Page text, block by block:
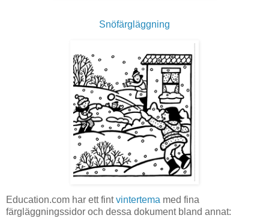
Snöfärgläggning
Education.com har ett fintvintertema med fina
färgläggningssidor och dessa dokument bland annat: